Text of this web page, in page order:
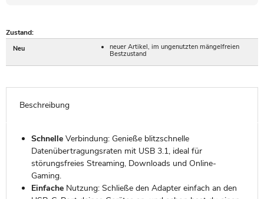
Zustand:
Neu
neuer Artikel, im ungenutzten mängelfreien
Bestzustand
Beschreibung
SchnelleVerbindung: Genieße blitzschnelle
Datenübertragungsraten mit USB 3.1, ideal für
störungsfreies Streaming, Downloads und Online-
Gaming.
EinfacheNutzung: Schließe den Adapter einfach an den